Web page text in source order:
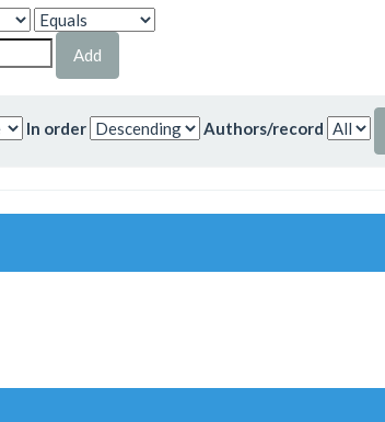
In order Authors/record